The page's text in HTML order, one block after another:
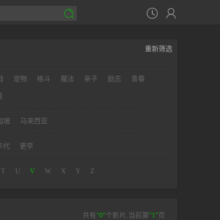
 

重新筛选
宠物 格斗 魔法 亲子 励志 青春
坡 马来西亚
代 更早
T U V W X Y Z
共有“0”个影片,当前第“1”页